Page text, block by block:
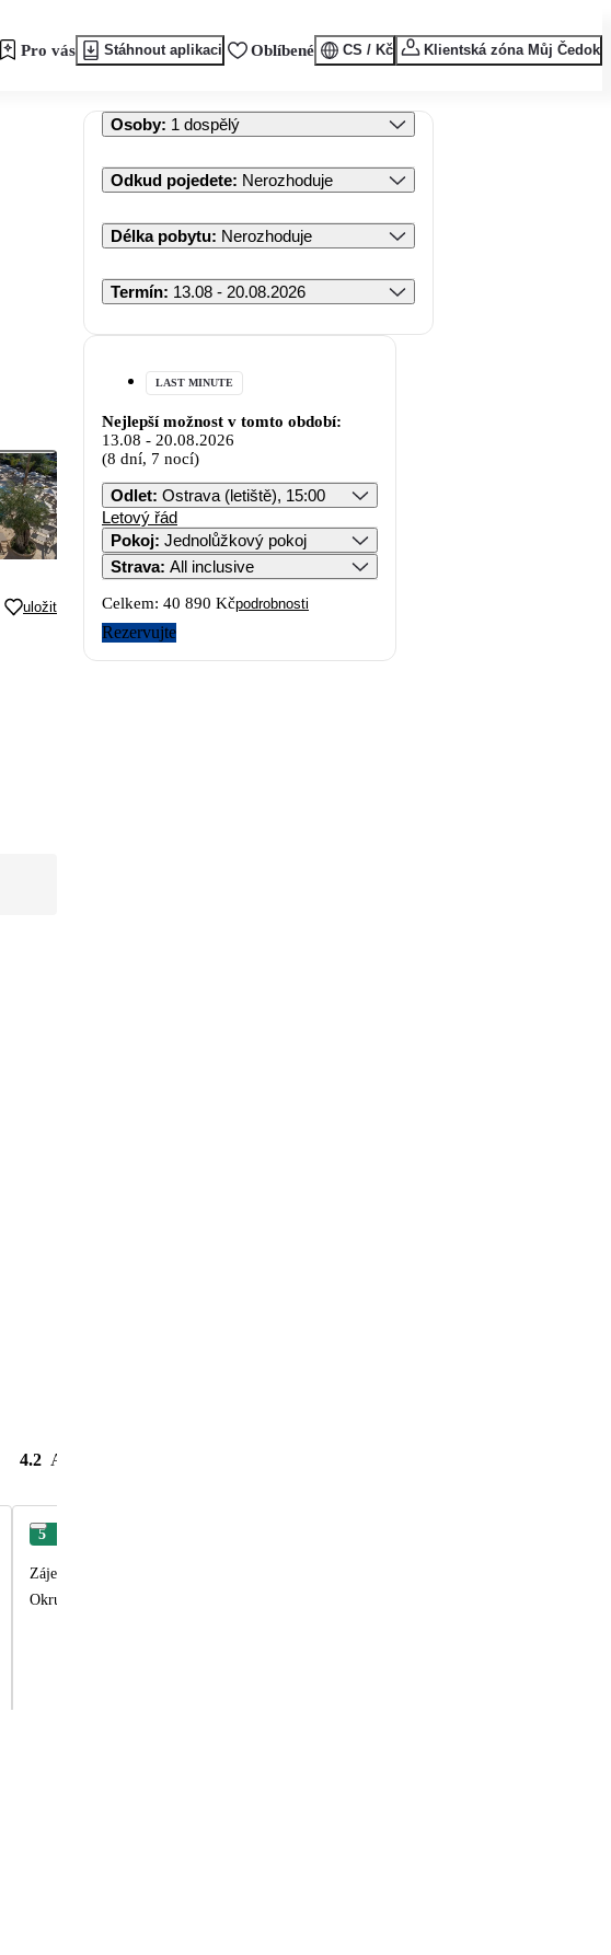
Pro vás Stáhnout aplikaci Oblíbené CS / Kč Klientská zóna Můj Čedok
uložit
4.2 Atrakce v okolí
5
Zájezd se nám velmi líbil, odlet i přílet do Ostravy byl v příjemnou denní dobu. Zajímavá
Okruh ostrovem byl díky průvodkyni Markétě P. a jejím znalostem místního prostředí
Osoby: 1 dospělý
Odkud pojedete: Nerozhoduje
Délka pobytu: Nerozhoduje
Termín: 13.08 - 20.08.2026
LAST MINUTE
Nejlepší možnost v tomto období:
13.08 - 20.08.2026
(8 dní, 7 nocí)
Odlet: Ostrava (letiště), 15:00
Letový řád
Pokoj: Jednolůžkový pokoj
Strava: All inclusive
Celkem: 40 890 Kčpodrobnosti
Rezervujte